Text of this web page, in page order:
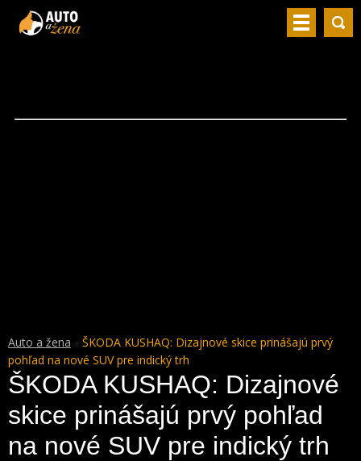
Auto a žena
ŠKODA KUSHAQ: Dizajnové skice prinášajú prvý
pohľad na nové SUV pre indický trh
ŠKODA KUSHAQ: Dizajnové
skice prinášajú prvý pohľad
na nové SUV pre indický trh